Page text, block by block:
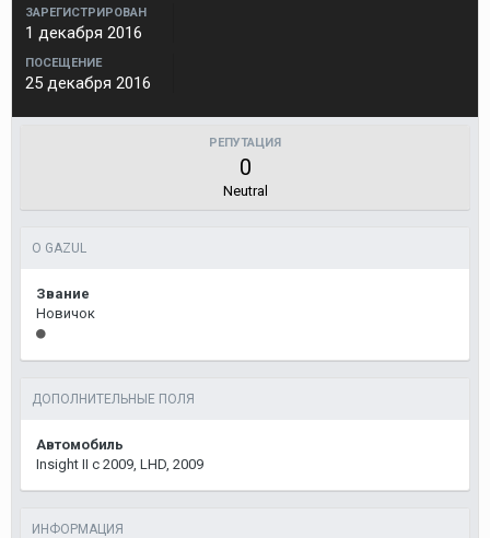
ЗАРЕГИСТРИРОВАН
1 декабря 2016
ПОСЕЩЕНИЕ
25 декабря 2016
РЕПУТАЦИЯ
0
Neutral
О GAZUL
Звание
Новичок
ДОПОЛНИТЕЛЬНЫЕ ПОЛЯ
Автомобиль
Insight II c 2009, LHD, 2009
ИНФОРМАЦИЯ